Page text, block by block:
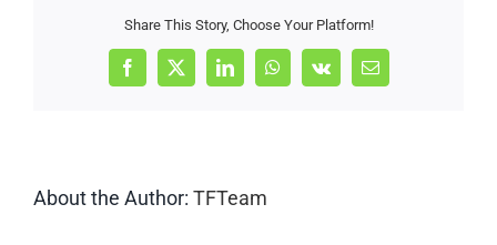
Share This Story, Choose Your Platform!
Facebook
X LinkedInWhatsApp
Vk Email
About the Author: TFTeam